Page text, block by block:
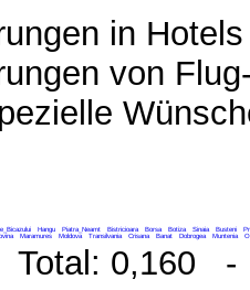
in
von
Hangu Piatra_Neamt Bistricioara Borsa Botiza Sinaia Busteni
Maramures Moldova Transilvania Crisana Banat Dobrogea Muntenia
0,160 -